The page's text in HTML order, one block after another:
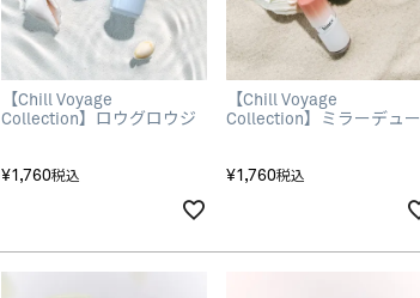
【Chill Voyage
Collection】ロウグロウジ
¥1,760税込
【Chill Voyage
Collection】ミラーデュー
¥1,760税込